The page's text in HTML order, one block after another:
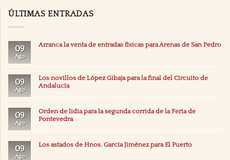
ÚLTIMAS ENTRADAS
09
Ago
Arranca la venta de entradas físicas para Arenas de San Pedro
09
Ago
Los novillos de López Gibaja para la final del Circuito de
Andalucía
09
Ago
Orden de lidia para la segunda corrida de la Feria de
Pontevedra
09
Ago
Los astados de Hnos. García Jiménez para El Puerto